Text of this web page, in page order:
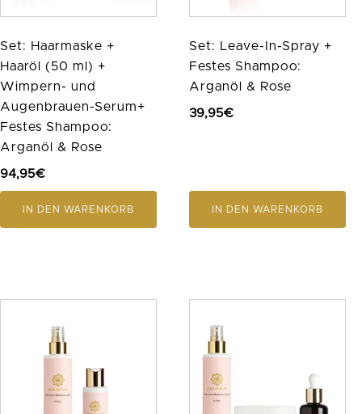
Set: Haarmaske +
Haaröl (50 ml) +
Wimpern- und
Augenbrauen-Serum+
Festes Shampoo:
Arganöl & Rose
94,95€
IN DEN WARENKORB
Set: Leave-In-Spray +
Festes Shampoo:
Arganöl & Rose
39,95€
IN DEN WARENKORB